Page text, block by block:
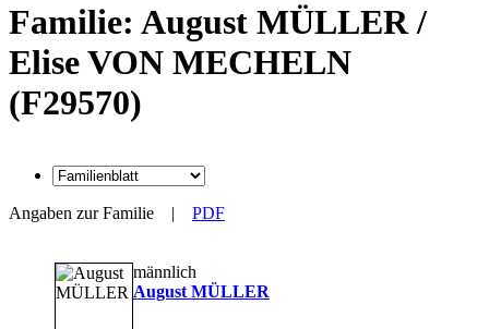
Familie: August MÜLLER /
Elise VON MECHELN
(F29570)
Angaben zur Familie | PDF
männlich
August MÜLLER